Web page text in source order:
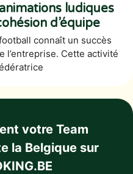
ludiques
d’équipe
connaît un succès
l’entreprise. Cette activité
votre Team
la Belgique sur